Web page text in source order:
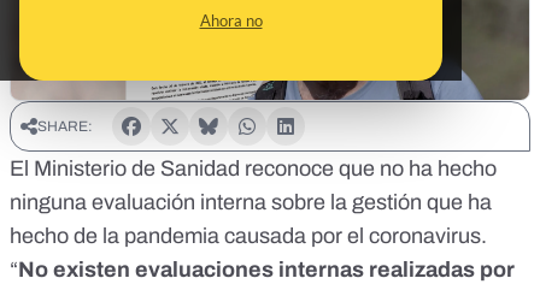
Ahora no
SHARE:
El Ministerio de Sanidad reconoce que no ha hecho
ninguna evaluación interna sobre la gestión que ha
hecho de la pandemia causada por el coronavirus.
“No existen evaluaciones internas realizadas por